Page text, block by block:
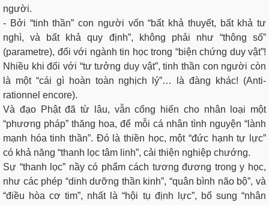
người.
- Bởi “tinh thần” con người vốn “bất khả thuyết, bất khả tư
nghì, và bất khả quy định”, không phải như “thông số”
(parametre), đối với ngành tin học trong “biện chứng duy vật”!
Nhiều khi đối với “tư tưởng duy vật”, tinh thần con người còn
là một “cái gì hoàn toàn nghịch lý”… là đàng khác! (Anti-
rationnel encore).
Và đạo Phật đã từ lâu, vẫn cống hiến cho nhân loại một
“phương pháp” thăng hoa, để mỗi cá nhân tình nguyện “lành
mạnh hóa tinh thần”. Đó là thiền học, một “đức hạnh tự lực”
có khả năng “thanh lọc tâm linh”, cải thiện nghiệp chướng.
Sự “thanh lọc” nầy có phẩm cách tương đương trong y học,
như các phép “dinh dưỡng thần kinh”, “quân bình não bộ”, và
“điều hòa cơ tim”, nhất là “hội tụ định lực”, bổ sung “nhân